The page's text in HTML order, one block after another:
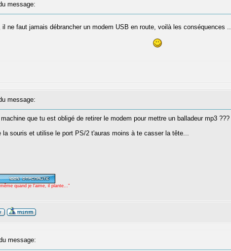
message:
il ne faut jamais débrancher un modem USB en route, voilà les conséquences
message:
que tu est obligé de retirer le modem pour mettre un balladeur mp3 ???
la souris et utilise le port PS/2 t'auras moins à te casser la tête...
quand je l'aime, il plante..."
message: